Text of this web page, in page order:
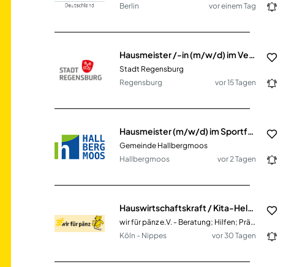
Berlin
vor einem Tag
Stadt Regensburg
Regensburg
vor 15 Tagen
Hausmeister (m/w/d) im Sportforum
Gemeinde Hallbergmoos
Hallbergmoos
vor 2 Tagen
Hauswirtschaftskraft / Kita-Helfer (m/w/d) Minijob-Basis
wir für pänz e.V. - Beratung; Hilfen; Prävention für Kinder und Familien
Köln - Nippes
vor 30 Tagen